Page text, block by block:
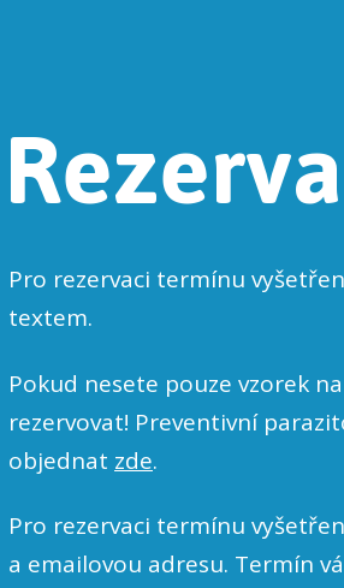
Pro rezervaci termínu
textem.
Pokud nesete pouze vzorek
rezervovat! Preventivní
objednat zde.
Pro rezervaci termínu
a emailovou adresu. Termín